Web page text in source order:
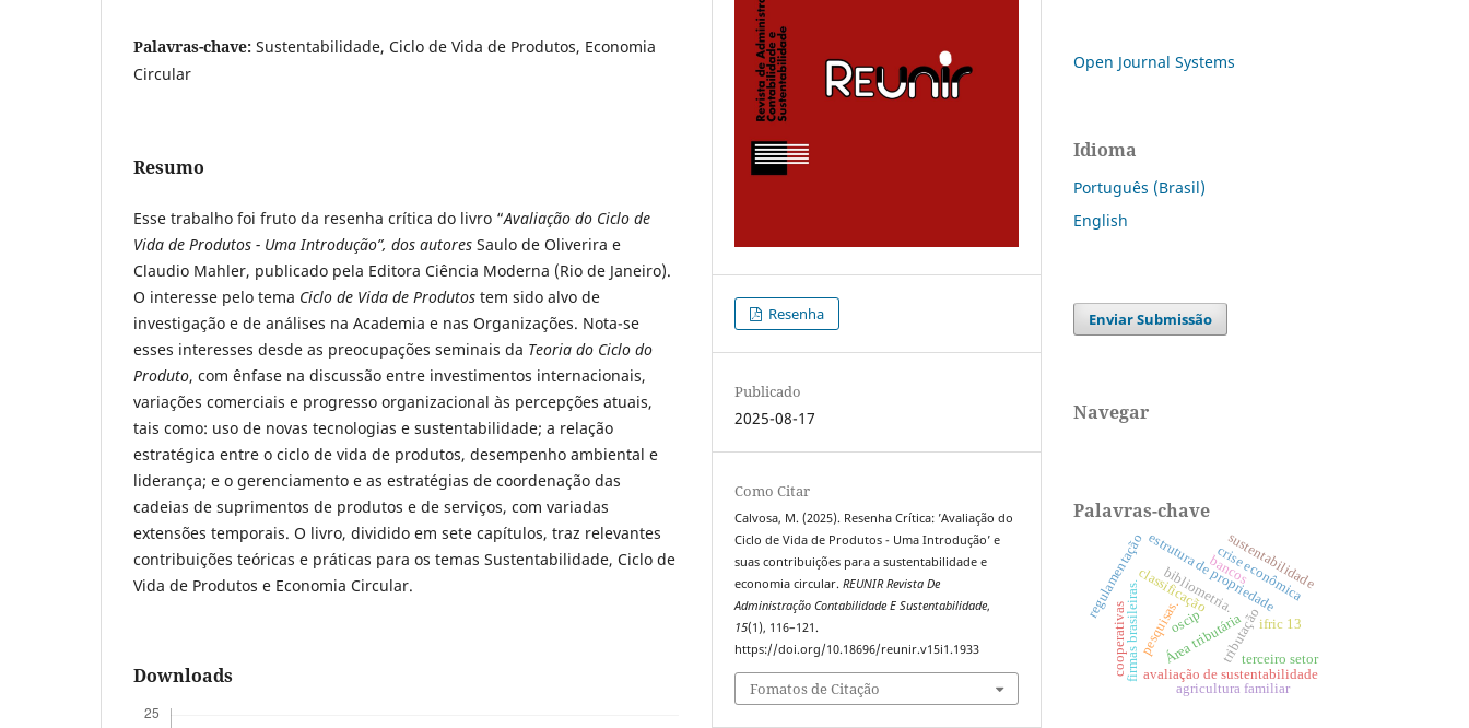
Palavras-chave: Sustentabilidade, Ciclo de Vida de Produtos, Economia
Circular
Resumo
Esse trabalho foi fruto da resenha crítica do livro “Avaliação do Ciclo de
Vida de Produtos - Uma Introdução”, dos autores Saulo de Oliverira e
Claudio Mahler, publicado pela Editora Ciência Moderna (Rio de Janeiro).
O interesse pelo tema Ciclo de Vida de Produtos tem sido alvo de
investigação e de análises na Academia e nas Organizações. Nota-se
esses interesses desde as preocupações seminais da Teoria do Ciclo do
Produto, com ênfase na discussão entre investimentos internacionais,
variações comerciais e progresso organizacional às percepções atuais,
tais como: uso de novas tecnologias e sustentabilidade; a relação
estratégica entre o ciclo de vida de produtos, desempenho ambiental e
liderança; e o gerenciamento e as estratégias de coordenação das
cadeias de suprimentos de produtos e de serviços, com variadas
extensões temporais. O livro, dividido em sete capítulos, traz relevantes
contribuições teóricas e práticas para os temas Sustentabilidade, Ciclo de
Vida de Produtos e Economia Circular.
Downloads
Resenha
Publicado
2025-08-17
Como Citar
Calvosa, M. (2025). Resenha Crítica: ’Avaliação do
Ciclo de Vida de Produtos - Uma Introdução’ e
suas contribuições para a sustentabilidade e
economia circular.REUNIR Revista De
Administração Contabilidade E Sustentabilidade,
15(1), 116–121.
https://doi.org/10.18696/reunir.v15i1.1933
Fomatos de Citação
Open Journal Systems
Idioma
Português (Brasil)
English
Enviar Submissão
Navegar
Palavras-chave
classificação
Área tributária
tributação
estrutura de propriedade
firmas brasileiras. avaliação de sustentabilidade
agricultura familiar
bibliometria.
bancos
crise econômica
regulamentação
pesquisas.
terceiro setor
oscip
sustentabilidade
ifric 13
cooperativas